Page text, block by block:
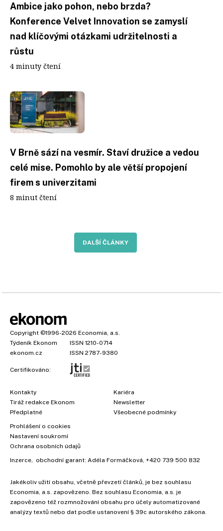
Ambice jako pohon, nebo brzda?
Konference Velvet Innovation se zamyslí
nad klíčovými otázkami udržitelnosti a
růstu
4 minuty čtení
V Brně sází na vesmír. Staví družice a vedou
celé mise. Pomohlo by ale větší propojení
firem s univerzitami
8 minut čtení
DALŠÍ ČLÁNKY
Copyright ©1996-2026 Economia, a.s.
Týdeník Ekonom
ISSN 1210-0714
ekonom.cz
ISSN 2787-9380
Certifikováno:
Kontakty
Tiráž redakce Ekonom
Předplatné
Kariéra
Newsletter
Všeobecné podmínky
Prohlášení o cookies
Nastavení soukromí
Ochrana osobních údajů
Inzerce, obchodní garant: Adéla Formáčková, +420 739 500 832
Jakékoliv užití obsahu, včetně převzetí článků, je bez souhlasu
Economia, a.s. zapovězeno. Bez souhlasu Economia, a.s. je
zapovězeno též rozmnožování obsahu pro účely automatizované
analýzy textů nebo dat podle ustanovení § 39c autorského zákona.